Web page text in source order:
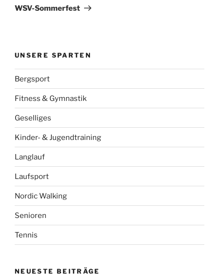
Beitrag
WSV-Sommerfest
UNSERE SPARTEN
Bergsport
Fitness & Gymnastik
Geselliges
Kinder- & Jugendtraining
Langlauf
Laufsport
Nordic Walking
Senioren
Tennis
NEUESTE BEITRÄGE